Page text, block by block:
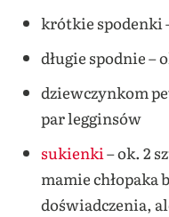
krótkie spodenki
długie spodnie –
dziewczynkom
par legginsów
sukienki – ok. 2
mamie
doświadczenia,